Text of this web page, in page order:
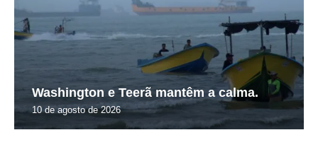
Washington e Teerã mantêm a calma.
10 de agosto de 2026